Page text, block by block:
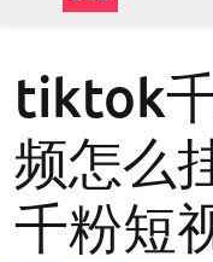
tiktok
频怎么
千粉短